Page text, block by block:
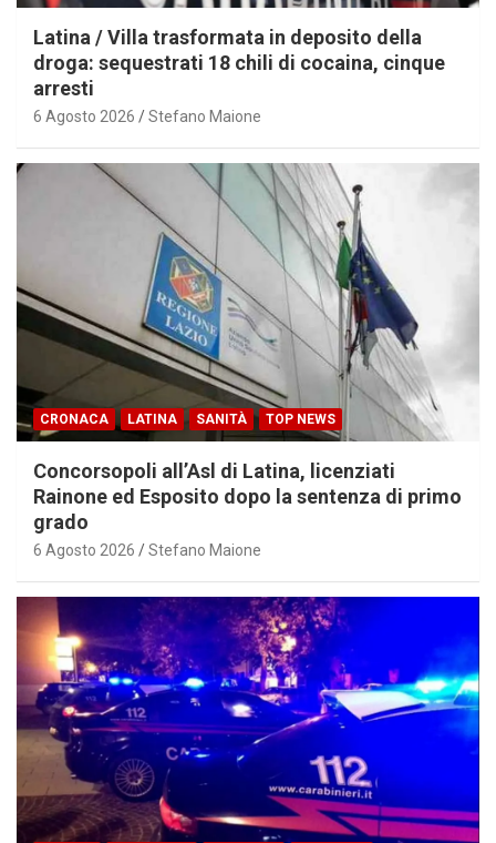
Latina / Villa trasformata in deposito della
droga: sequestrati 18 chili di cocaina, cinque
arresti
6 Agosto 2026 Stefano Maione
CRONACA LATINA SANITÀ TOP NEWS
Concorsopoli all’Asl di Latina, licenziati
Rainone ed Esposito dopo la sentenza di primo
grado
6 Agosto 2026 Stefano Maione